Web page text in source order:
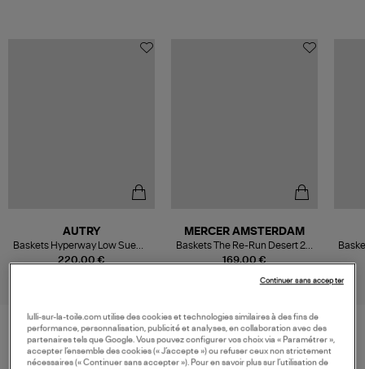
220,00 €
AUTRY
Baskets Hyperway Low Sueme
Pon Marshmallow Leo
169,00 €
MERCER AMSTERDAM
Baskets The Re-Run Desert 2.0
Sand
VOS DERNIERS PRODUITS VUS
lulli-sur-la-toile.com utilise des cookies et technologies similaires à des fins de
performance, personnalisation, publicité et analyses, en collaboration avec des
partenaires tels que Google. Vous pouvez configurer vos choix via « Paramétrer »,
accepter l’ensemble des cookies (« J’accepte ») ou refuser ceux non strictement
nécessaires (« Continuer sans accepter »). Pour en savoir plus sur l’utilisation de
Continuer sans accepter